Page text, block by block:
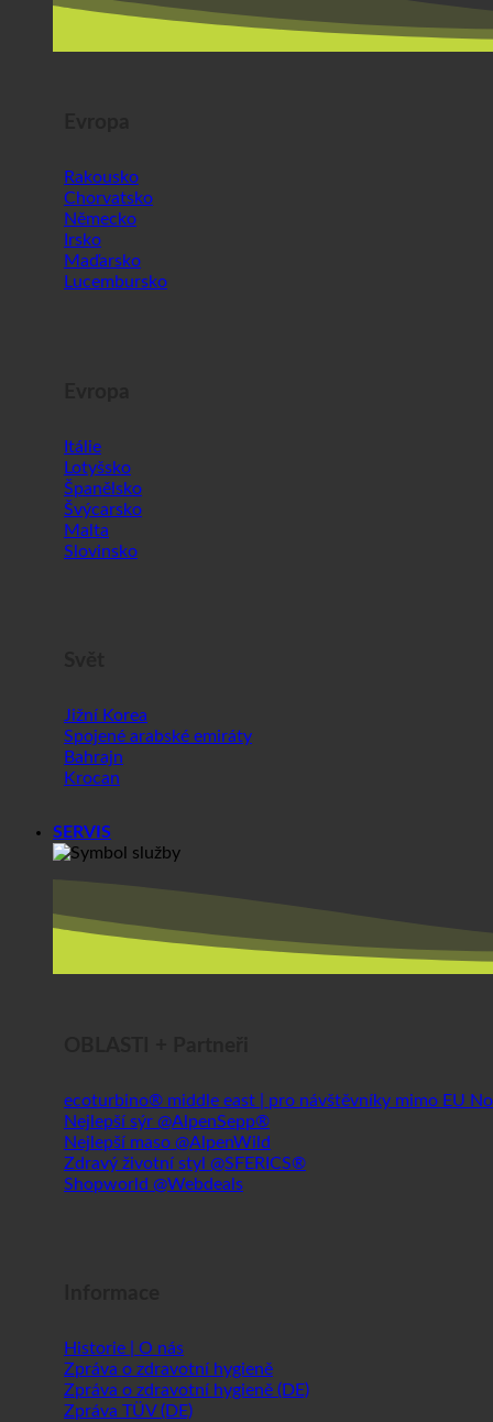
Rakousko
Chorvatsko
Německo
Irsko
Maďarsko
Lucembursko
Itálie
Lotyšsko
Španělsko
Švýcarsko
Malta
Slovinsko
Jižní Korea
Spojené arabské emiráty
Bahrajn
Krocan
SERVIS
ecoturbino® middle east | pro návštěvníky mimo EU
Nejlepší sýr @AlpenSepp®
Nejlepší maso @AlpenWild
Zdravý životní styl @SFERICS®
Shopworld @Webdeals
Historie | O nás
Zpráva o zdravotní hygieně
Zpráva o zdravotní hygieně (DE)
Zpráva TÜV (DE)